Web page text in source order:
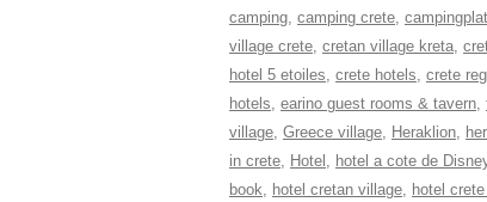
camping, camping crete,
village crete, cretan village kreta,
hotel 5 etoiles, crete hotels, crete
hotels, earino guest rooms & tavern,
village, Greece village, Heraklion,
in crete, Hotel , hotel a cote de
book, hotel cretan village, hotel